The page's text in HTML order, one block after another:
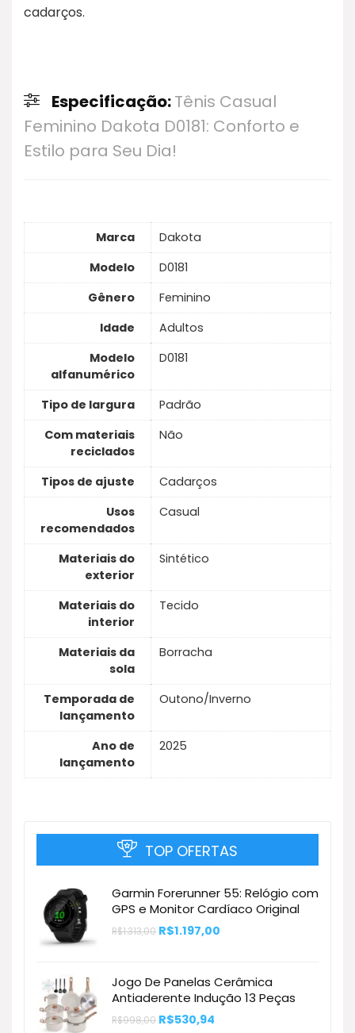
cadarços.
Especificação:Tênis Casual
Feminino Dakota D0181: Conforto e
Estilo para Seu Dia!
Marca
Dakota
Modelo
D0181
Gênero
Feminino
Idade
Adultos
Modelo
alfanumérico
D0181
Tipo de largura
Padrão
Com materiais
reciclados
Não
Tipos de ajuste
Cadarços
Usos
recomendados
Casual
Materiais do
exterior
Sintético
Materiais do
interior
Tecido
Materiais da
sola
Borracha
Temporada de
lançamento
Outono/Inverno
Ano de
lançamento
2025
TOP OFERTAS
Garmin Forerunner 55: Relógio com
GPS e Monitor Cardíaco Original
R$1.313,00 O
R$1.313,00.
R$1.197,00
R$1.197,00.
Jogo De Panelas Cerâmica
Antiaderente Indução 13 Peças
R$998,00 O
R$530,94